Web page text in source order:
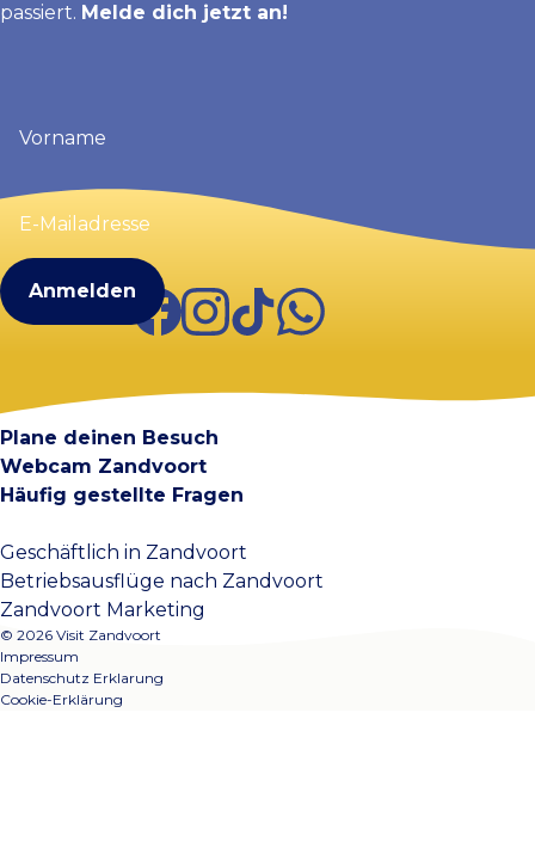
passiert. Melde dich jetzt an!
(erforderlich)
E-
Mailadresse
FacebookInstagram
TikTokWhatsApp
Plane deinen Besuch
Webcam Zandvoort
Häufig gestellte Fragen
Geschäftlich in Zandvoort
Betriebsausflüge nach Zandvoort
Zandvoort Marketing
© 2026 Visit Zandvoort
Impressum
Datenschutz Erklarung
Cookie-Erklärung